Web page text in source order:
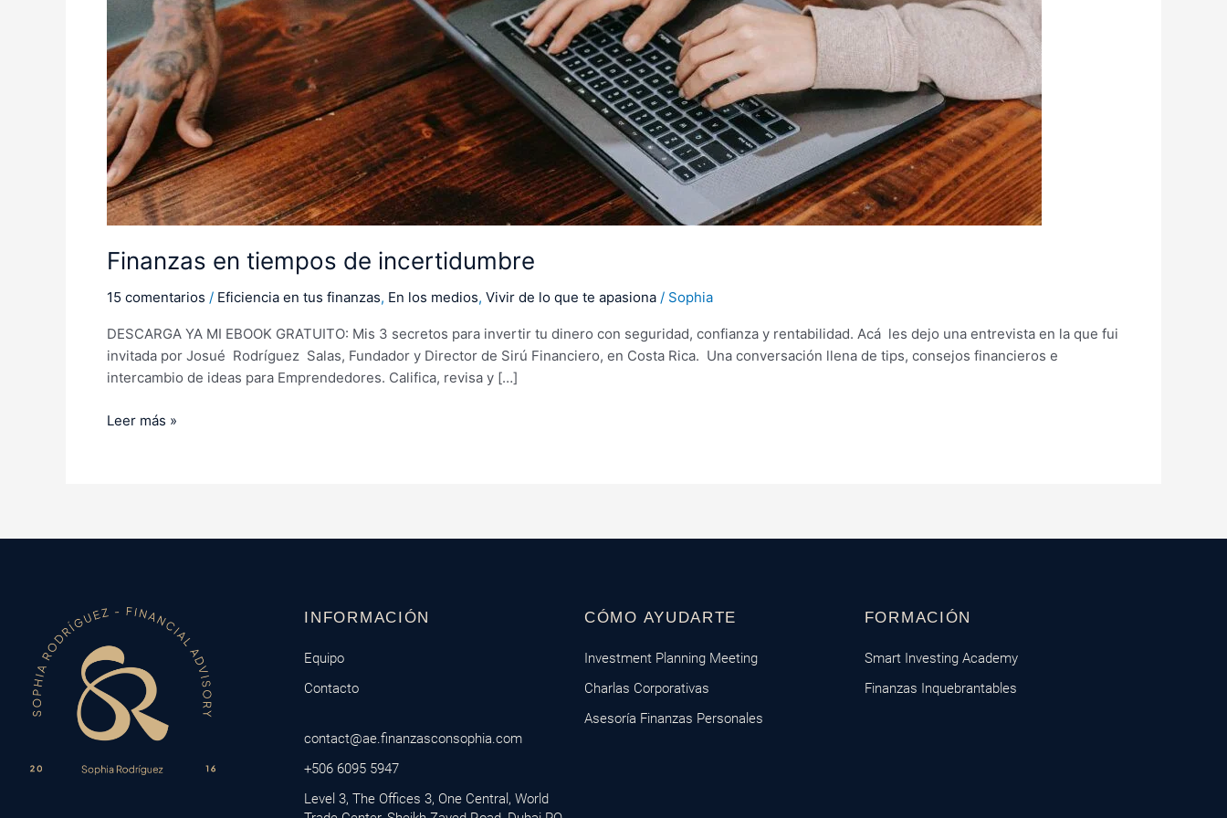
Finanzas en tiempos de incertidumbre
15 comentarios / Eficiencia en tus finanzas, En los medios, Vivir de lo que te apasiona / Sophia
DESCARGA YA MI EBOOK GRATUITO: Mis 3 secretos para invertir tu dinero con seguridad, confianza y rentabilidad. Acá les dejo una entrevista en la que fui
invitada por Josué Rodríguez Salas, Fundador y Director de Sirú Financiero, en Costa Rica. Una conversación llena de tips, consejos financieros e
intercambio de ideas para Emprendedores. Califica, revisa y […]
Leer más »
INFORMACIÓN
Equipo
Contacto
contact@ae.finanzasconsophia.com
+506 6095 5947
Level 3, The Offices 3, One Central, World
CÓMO AYUDARTE
Investment Planning Meeting
Charlas Corporativas
Asesoría Finanzas Personales
FORMACIÓN
Smart Investing Academy
Finanzas Inquebrantables